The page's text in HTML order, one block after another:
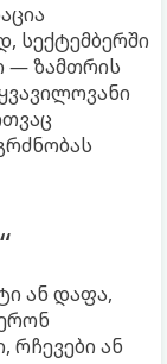
— ზამთრის
ან დაფა,
რჩევები ან